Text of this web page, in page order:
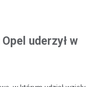
uderzył w